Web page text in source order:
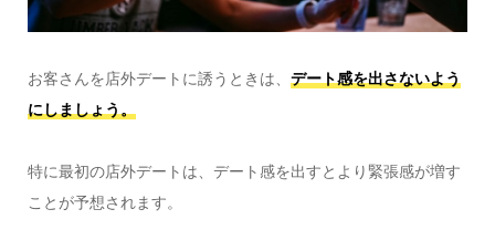
お客さんを店外デートに誘うときは、 デート感を出さないよう
にしましょう。
特に最初の店外デートは、デート感を出すとより緊張感が増す
ことが予想されます。